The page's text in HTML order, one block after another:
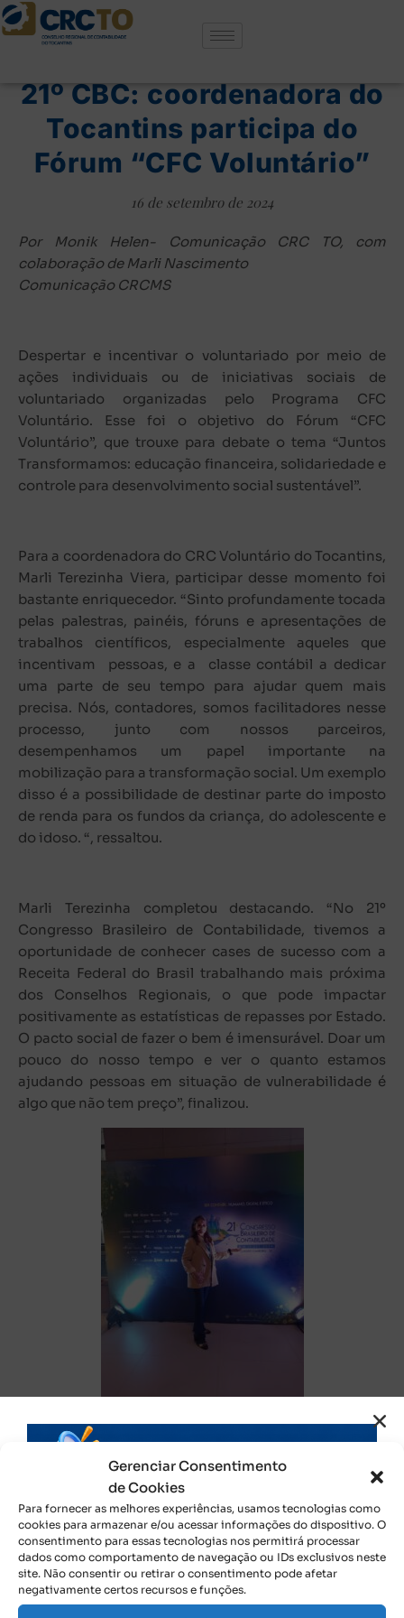
Gerenciar Consentimento
de Cookies
Para fornecer as melhores experiências, usamos tecnologias como
cookies para armazenar e/ou acessar informações do dispositivo. O
consentimento para essas tecnologias nos permitirá processar
dados como comportamento de navegação ou IDs exclusivos neste
site. Não consentir ou retirar o consentimento pode afetar
negativamente certos recursos e funções.
21º CBC: coordenadora do
Tocantins participa do
Fórum “CFC Voluntário”
16 de setembro de 2024
Por Monik Helen- Comunicação CRC TO, com
colaboração de Marli Nascimento
Comunicação CRCMS
Despertar e incentivar o voluntariado por meio de
ações individuais ou de iniciativas sociais de
voluntariado organizadas pelo Programa CFC
Voluntário. Esse foi o objetivo do Fórum “CFC
Voluntário”, que trouxe para debate o tema “Juntos
Transformamos: educação financeira, solidariedade e
controle para desenvolvimento social sustentável”.
Para a coordenadora do CRC Voluntário do Tocantins,
Marli Terezinha Viera, participar desse momento foi
bastante enriquecedor. “Sinto profundamente tocada
pelas palestras, painéis, fóruns e apresentações de
trabalhos científicos, especialmente aqueles que
incentivam pessoas, e a classe contábil a dedicar
uma parte de seu tempo para ajudar quem mais
precisa. Nós, contadores, somos facilitadores nesse
processo, junto com nossos parceiros,
desempenhamos um papel importante na
mobilização para a transformação social. Um exemplo
disso é a possibilidade de destinar parte do imposto
de renda para os fundos da criança, do adolescente e
do idoso. “, ressaltou.
Marli Terezinha completou destacando. “No 21º
Congresso Brasileiro de Contabilidade, tivemos a
oportunidade de conhecer cases de sucesso com a
Receita Federal do Brasil trabalhando mais próxima
dos Conselhos Regionais, o que pode impactar
positivamente as estatísticas de repasses por Estado.
O pacto social de fazer o bem é imensurável. Doar um
pouco do nosso tempo e ver o quanto estamos
ajudando pessoas em situação de vulnerabilidade é
algo que não tem preço”, finalizou.
CFC Voluntário
O painelista e coordenador-geral de Arrecadação e de
Direito Creditório, Eriton Lima de Oliveira, falou sobre
o que é importante que para exercer o voluntariado.
Para ele, os profissionais contábeis devem se atentar
“às regras e obrigações tributárias”.
Já auditor-fiscal da RFB, Gustavo Luís Horn, ressaltou
sobre as destinações para os Fundos da Criança e do